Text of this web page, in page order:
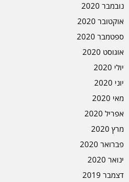
נובמבר 2020
אוקטובר 2020
ספטמבר 2020
אוגוסט 2020
יולי 2020
יוני 2020
מאי 2020
אפריל 2020
מרץ 2020
פברואר 2020
ינואר 2020
דצמבר 2019